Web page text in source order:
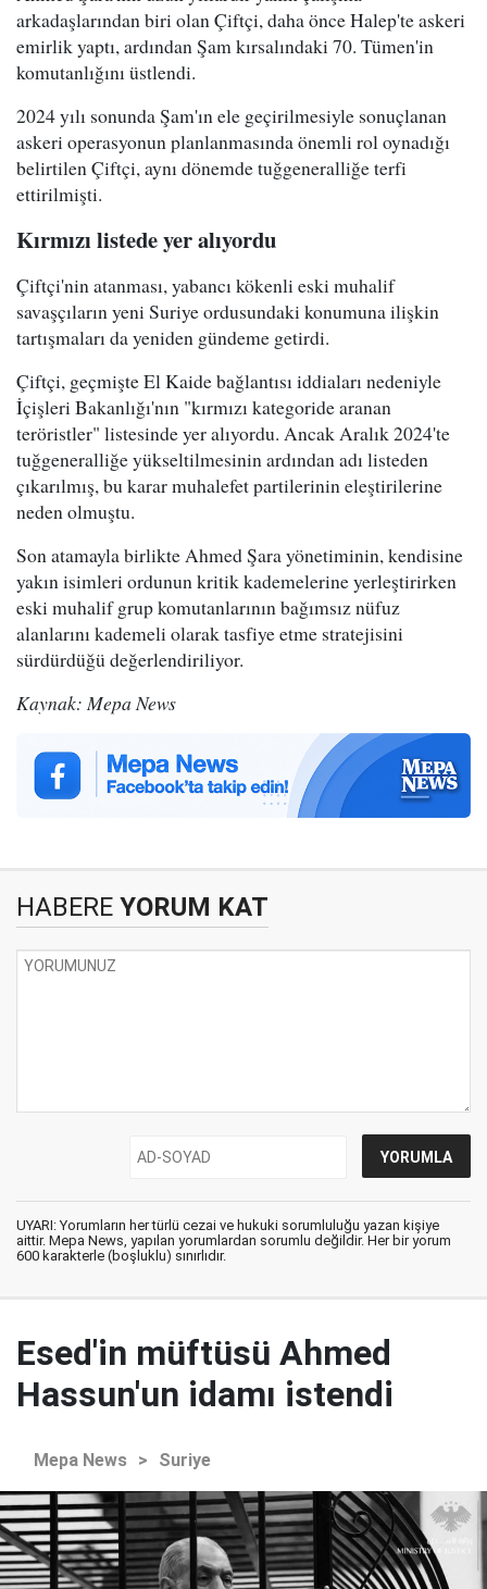
arkadaşlarından biri olan Çiftçi, daha önce Halep'te askeri
emirlik yaptı, ardından Şam kırsalındaki 70. Tümen'in
komutanlığını üstlendi.
2024 yılı sonunda Şam'ın ele geçirilmesiyle sonuçlanan
askeri operasyonun planlanmasında önemli rol oynadığı
belirtilen Çiftçi, aynı dönemde tuğgeneralliğe terfi
ettirilmişti.
Kırmızı listede yer alıyordu
Çiftçi'nin atanması, yabancı kökenli eski muhalif
savaşçıların yeni Suriye ordusundaki konumuna ilişkin
tartışmaları da yeniden gündeme getirdi.
Çiftçi, geçmişte El Kaide bağlantısı iddiaları nedeniyle
İçişleri Bakanlığı'nın "kırmızı kategoride aranan
teröristler" listesinde yer alıyordu. Ancak Aralık 2024'te
tuğgeneralliğe yükseltilmesinin ardından adı listeden
çıkarılmış, bu karar muhalefet partilerinin eleştirilerine
neden olmuştu.
Son atamayla birlikte Ahmed Şara yönetiminin, kendisine
yakın isimleri ordunun kritik kademelerine yerleştirirken
eski muhalif grup komutanlarının bağımsız nüfuz
alanlarını kademeli olarak tasfiye etme stratejisini
sürdürdüğü değerlendiriliyor.
Kaynak: Mepa News
HABERE YORUM KAT
UYARI: Yorumların her türlü cezai ve hukuki sorumluluğu yazan kişiye
aittir. Mepa News, yapılan yorumlardan sorumlu değildir. Her bir yorum
600 karakterle (boşluklu) sınırlıdır.
Esed'in müftüsü Ahmed
Hassun'un idamı istendi
Mepa News > Suriye